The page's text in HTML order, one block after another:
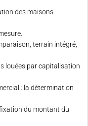
des maisons
terrain intégré,
louées par capitalisation
: la détermination
du montant du